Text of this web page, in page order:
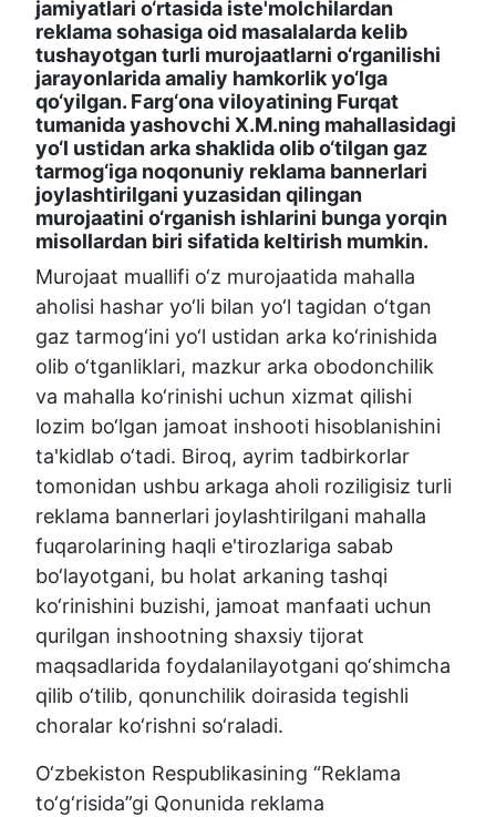
jamiyatlari o‘rtasida iste'molchilardan
reklama sohasiga oid masalalarda kelib
tushayotgan turli murojaatlarni o‘rganilishi
jarayonlarida amaliy hamkorlik yo‘lga
qo‘yilgan. Farg‘ona viloyatining Furqat
tumanida yashovchi X.M.ning mahallasidagi
yo‘l ustidan arka shaklida olib o‘tilgan gaz
tarmog‘iga noqonuniy reklama bannerlari
joylashtirilgani yuzasidan qilingan
murojaatini o‘rganish ishlarini bunga yorqin
misollardan biri sifatida keltirish mumkin.
Murojaat muallifi o‘z murojaatida mahalla
aholisi hashar yo‘li bilan yo‘l tagidan o‘tgan
gaz tarmog‘ini yo‘l ustidan arka ko‘rinishida
olib o‘tganliklari, mazkur arka obodonchilik
va mahalla ko‘rinishi uchun xizmat qilishi
lozim bo‘lgan jamoat inshooti hisoblanishini
ta'kidlab o‘tadi. Biroq, ayrim tadbirkorlar
tomonidan ushbu arkaga aholi roziligisiz turli
reklama bannerlari joylashtirilgani mahalla
fuqarolarining haqli e'tirozlariga sabab
bo‘layotgani, bu holat arkaning tashqi
ko‘rinishini buzishi, jamoat manfaati uchun
qurilgan inshootning shaxsiy tijorat
maqsadlarida foydalanilayotgani qo‘shimcha
qilib o‘tilib, qonunchilik doirasida tegishli
choralar ko‘rishni so‘raladi.
O‘zbekiston Respublikasining “Reklama
to‘g‘risida”gi Qonunida reklama